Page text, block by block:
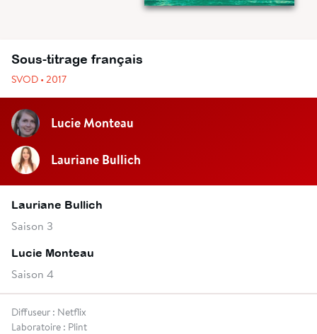
Sous-titrage français
SVOD • 2017
Lucie Monteau
Lauriane Bullich
Lauriane Bullich
Saison 3
Lucie Monteau
Saison 4
Diffuseur : Netflix
Laboratoire : Plint